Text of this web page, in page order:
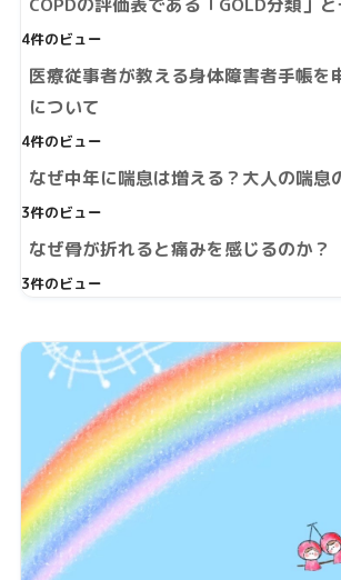
4件のビュー
医療従事者が教える身体障害者手帳を
について
4件のビュー
なぜ中年に喘息は増える？大人の喘息
3件のビュー
なぜ骨が折れると痛みを感じるのか？
3件のビュー